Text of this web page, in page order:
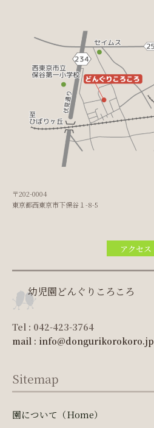
〒202-0004
東京都西東京市下保谷１-8-5
アクセス
幼児園どんぐりころころ
Tel : 042-423-3764
mail : info@dongurikorokoro.jp
Sitemap
園について（Home）